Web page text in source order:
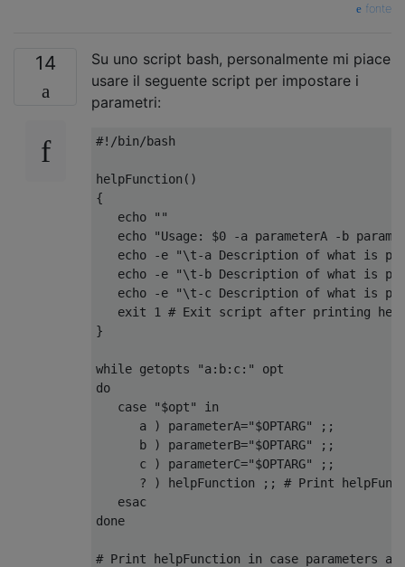
fonte
14
Su uno script bash, personalmente mi piace
usare il seguente script per impostare i
parametri:
#!/bin/bash
helpFunction ()
{
   echo
""
   echo
"Usage: $0 -a parameterA -b
   echo
-e
"\t-a Description of what is
   echo
-e
"\t-b Description of what is
   echo
-e
"\t-c Description of what is
   exit
1
# Exit script after printing
}
while getopts "a:b:c:"
do
case
"$opt"
in
      a
) parameterA="$OPTARG"
;;
      b
) parameterB="$OPTARG"
;;
      c
) parameterC="$OPTARG"
;;
?
) helpFunction ;;
# Print
esac
done
# Print helpFunction in case parameters